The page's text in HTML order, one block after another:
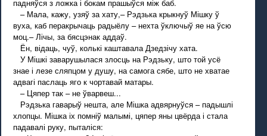
падняўся з ложка і бокам прашыўся між баб.
– Мала, кажу, узяў за хату,– Рэдзька крыкнуў Мішку ў
вуха, каб перакрычаць радыёлу – нехта ўключыў яе на ўсю
моц.– Лічы, за бясцэнак аддаў.
Ён, відаць, чуў, колькі каштавала Дзедзічу хата.
У Мішкі заварушылася злосць на Рэдзьку, што той усё
знае і лезе сляпцом у душу, на самога сябе, што не хватае
адвагі паслаць яго к чортавай матары.
– Цяпер так – не ўварвеш...
Рэдзька гаварыў нешта, але Мішка адвярнуўся – падышлі
хлопцы. Мішка іх помніў малымі, цяпер яны цвёрда і стала
падавалі руку, пыталіся: